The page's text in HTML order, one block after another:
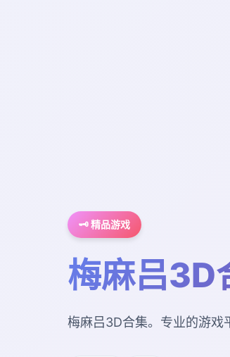
🗝️ 精品游戏
梅麻吕3D
梅麻吕3D合集。专业的游戏